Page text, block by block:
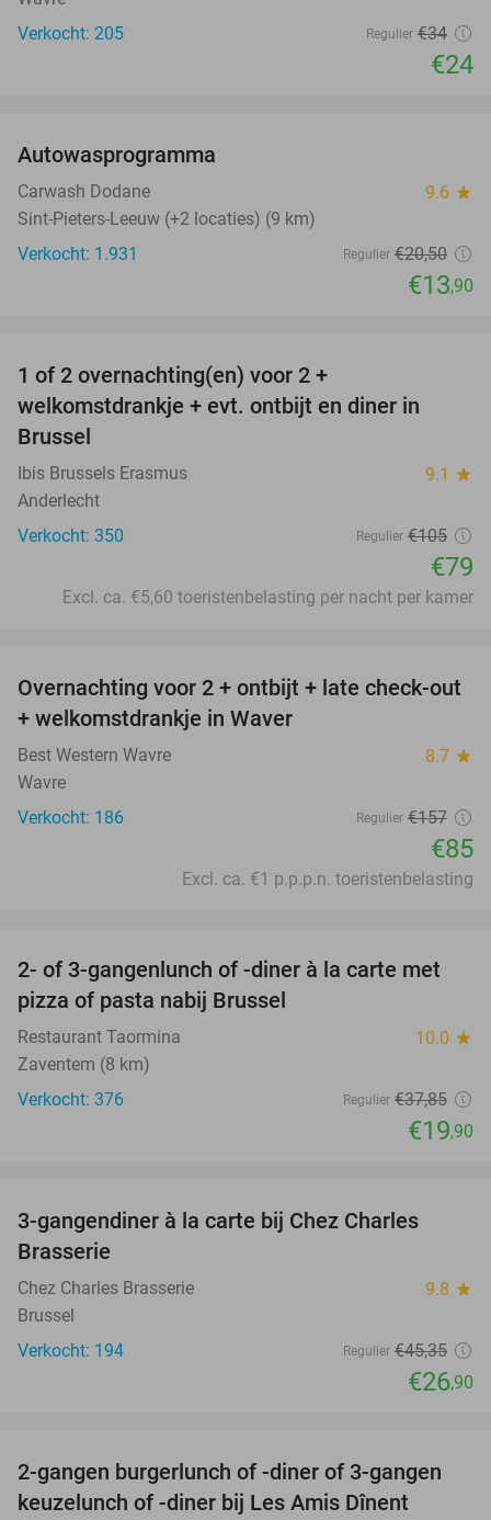
Verkocht: 205
Regulier €34
€24
Autowasprogramma
Carwash Dodane 9.6 star
Sint-Pieters-Leeuw (+2 locaties) (9 km)
Verkocht: 1.931
Regulier €20,50
€13,90
1 of 2 overnachting(en) voor 2 +
welkomstdrankje + evt. ontbijt en diner in
Brussel
Ibis Brussels Erasmus 9.1 star
Anderlecht
Verkocht: 350
Regulier €105
€79
Excl. ca. €5,60 toeristenbelasting per nacht per kamer
46%
Overnachting voor 2 + ontbijt + late check-out
+ welkomstdrankje in Waver
Best Western Wavre 8.7 star
Wavre
Verkocht: 186
Regulier €157
€85
Excl. ca. €1 p.p.p.n. toeristenbelasting
47%
2- of 3-gangenlunch of -diner à la carte met
pizza of pasta nabij Brussel
Restaurant Taormina 10.0 star
Zaventem (8 km)
Verkocht: 376
Regulier €37,85
€19,90
3-gangendiner à la carte bij Chez Charles
Brasserie
Chez Charles Brasserie 9.8 star
Brussel
Verkocht: 194
Regulier €45,35
€26,90
37%
2-gangen burgerlunch of -diner of 3-gangen
keuzelunch of -diner bij Les Amis Dînent